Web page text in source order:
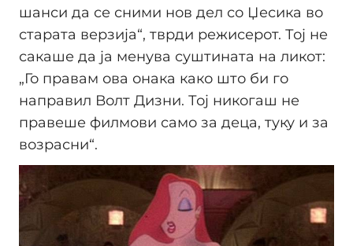
шанси да се сними нов дел со Џесика во
старата верзија“, тврди режисерот. Тој не
сакаше да ја менува суштината на ликот:
„Го правам ова онака како што би го
направил Волт Дизни. Тој никогаш не
правеше филмови само за деца, туку и за
возрасни“.